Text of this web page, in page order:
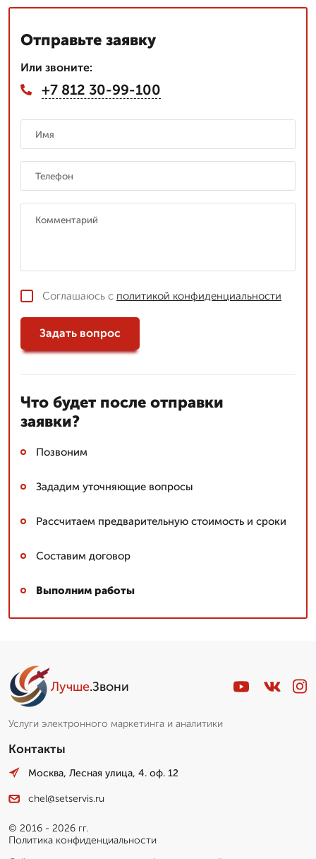
Отправьте заявку
Или звоните:
+7 812 30-99-100
Соглашаюсь с политикой конфиденциальности
Задать вопрос
Что будет после отправки
заявки?
Позвоним
Зададим уточняющие вопросы
Рассчитаем предварительную стоимость и сроки
Составим договор
Выполним работы
Лучше.Звони
Услуги электронного маркетинга и аналитики
Контакты
Москва, Лесная улица, 4. оф. 12
chel@setservis.ru
© 2016 - 2026 гг.
Политика конфиденциальности